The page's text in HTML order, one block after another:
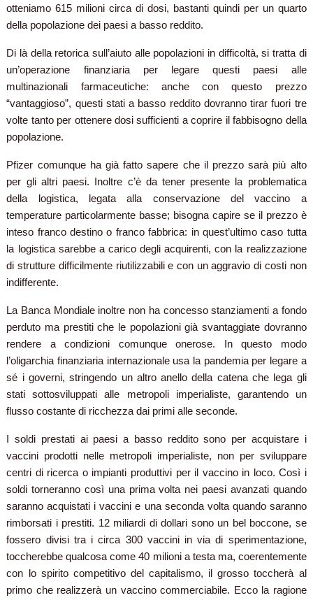
otteniamo 615 milioni circa di dosi, bastanti quindi per un quarto
della popolazione dei paesi a basso reddito.
Di là della retorica sull’aiuto alle popolazioni in difficoltà, si tratta di
un’operazione finanziaria per legare questi paesi alle
multinazionali farmaceutiche: anche con questo prezzo
“vantaggioso”, questi stati a basso reddito dovranno tirar fuori tre
volte tanto per ottenere dosi sufficienti a coprire il fabbisogno della
popolazione.
Pfizer comunque ha già fatto sapere che il prezzo sarà più alto
per gli altri paesi. Inoltre c’è da tener presente la problematica
della logistica, legata alla conservazione del vaccino a
temperature particolarmente basse; bisogna capire se il prezzo è
inteso franco destino o franco fabbrica: in quest’ultimo caso tutta
la logistica sarebbe a carico degli acquirenti, con la realizzazione
di strutture difficilmente riutilizzabili e con un aggravio di costi non
indifferente.
La Banca Mondiale inoltre non ha concesso stanziamenti a fondo
perduto ma prestiti che le popolazioni già svantaggiate dovranno
rendere a condizioni comunque onerose. In questo modo
l’oligarchia finanziaria internazionale usa la pandemia per legare a
sé i governi, stringendo un altro anello della catena che lega gli
stati sottosviluppati alle metropoli imperialiste, garantendo un
flusso costante di ricchezza dai primi alle seconde.
I soldi prestati ai paesi a basso reddito sono per acquistare i
vaccini prodotti nelle metropoli imperialiste, non per sviluppare
centri di ricerca o impianti produttivi per il vaccino in loco. Così i
soldi torneranno così una prima volta nei paesi avanzati quando
saranno acquistati i vaccini e una seconda volta quando saranno
rimborsati i prestiti. 12 miliardi di dollari sono un bel boccone, se
fossero divisi tra i circa 300 vaccini in via di sperimentazione,
toccherebbe qualcosa come 40 milioni a testa ma, coerentemente
con lo spirito competitivo del capitalismo, il grosso toccherà al
primo che realizzerà un vaccino commerciabile. Ecco la ragione